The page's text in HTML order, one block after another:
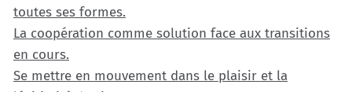
toutes ses formes.
La coopération comme solution face aux transitions
en cours.
Se mettre en mouvement dans le plaisir et la